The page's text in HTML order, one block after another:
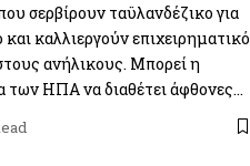
σερβίρουν ταϋλανδέζικο για
και καλλιεργούν επιχειρηματικό
ανήλικους. Μπορεί η
των ΗΠΑ να διαθέτει άφθονες…